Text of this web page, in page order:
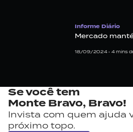
Informe Diário
Mercado
18/09/2024 • 4 mins
Se você tem
Monte Bravo, Bravo!
Invista com quem ajuda
próximo topo.